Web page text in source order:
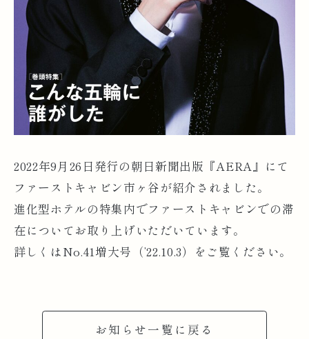
2022年9月26日発行の朝日新聞出版『AERA』にて
ファーストキャビン市ヶ谷が紹介されました。
進化型ホテルの特集内でファーストキャビンでの滞
在についてお取り上げいただいています。
詳しくはNo.41増大号（’22.10.3）をご覧ください。
お知らせ一覧に戻る